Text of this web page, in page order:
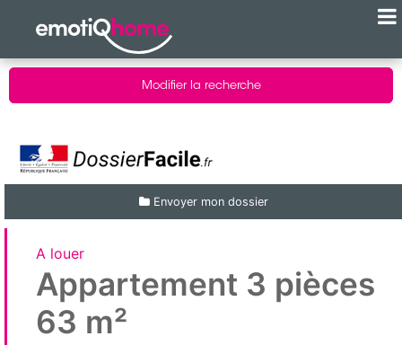
Modifier la recherche
Envoyer mon dossier
A louer
Appartement 3 pièces
63 m²